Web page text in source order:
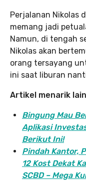
Perjalanan Nikolas
memang jadi
Namun, di tengah
Nikolas akan
orang tersayang
ini saat liburan
Artikel menarik
Bingung Mau
Aplikasi
Berikut Ini!
Pindah Kantor,
12 Kost Dekat
SCBD – Mega